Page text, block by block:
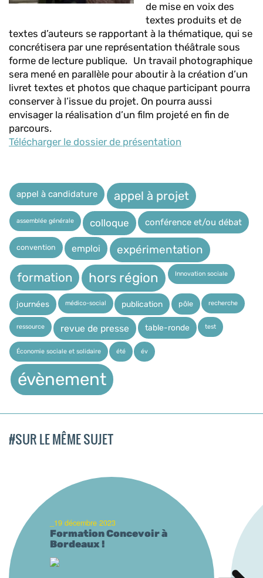
de mise en voix des
textes produits et de
textes d’auteurs se rapportant à la thématique, qui se
concrétisera par une représentation théâtrale sous
forme de lecture publique. Un travail photographique
sera mené en parallèle pour aboutir à la création d’un
livret textes et photos que chaque participant pourra
conserver à l’issue du projet. On pourra aussi
envisager la réalisation d’un film projeté en fin de
parcours.
Télécharger le dossier de présentation
appel à candidature appel à projet
assemblée générale colloque conférence et/ou débat
convention emploi expérimentation
formation hors région Innovation sociale
journées médico-social publication pôle recherche
ressource revue de presse table-ronde test
Économie sociale et solidaire été év
évènement
#SUR LE MÊME SUJET
_19 décembre 2023
Formation Concevoir à
Bordeaux !